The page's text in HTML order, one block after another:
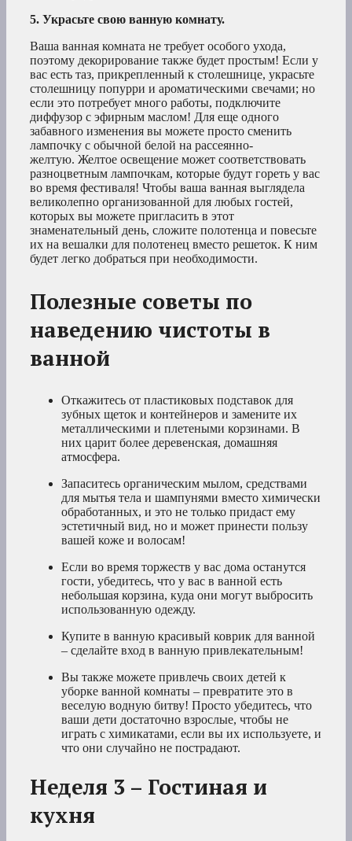
5. Украсьте свою ванную комнату.
Ваша ванная комната не требует особого ухода,
поэтому декорирование также будет простым! Если у
вас есть таз, прикрепленный к столешнице, украсьте
столешницу попурри и ароматическими свечами; но
если это потребует много работы, подключите
диффузор с эфирным маслом! Для еще одного
забавного изменения вы можете просто сменить
лампочку с обычной белой на рассеянно-
желтую. Желтое освещение может соответствовать
разноцветным лампочкам, которые будут гореть у вас
во время фестиваля! Чтобы ваша ванная выглядела
великолепно организованной для любых гостей,
которых вы можете пригласить в этот
знаменательный день, сложите полотенца и повесьте
их на вешалки для полотенец вместо решеток. К ним
будет легко добраться при необходимости.
Полезные советы по
наведению чистоты в
ванной
Откажитесь от пластиковых подставок для
зубных щеток и контейнеров и замените их
металлическими и плетеными корзинами. В
них царит более деревенская, домашняя
атмосфера.
Запаситесь органическим мылом, средствами
для мытья тела и шампунями вместо химически
обработанных, и это не только придаст ему
эстетичный вид, но и может принести пользу
вашей коже и волосам!
Если во время торжеств у вас дома останутся
гости, убедитесь, что у вас в ванной есть
небольшая корзина, куда они могут выбросить
использованную одежду.
Купите в ванную красивый коврик для ванной
– сделайте вход в ванную привлекательным!
Вы также можете привлечь своих детей к
уборке ванной комнаты – превратите это в
веселую водную битву! Просто убедитесь, что
ваши дети достаточно взрослые, чтобы не
играть с химикатами, если вы их используете, и
что они случайно не пострадают.
Неделя 3 – Гостиная и
кухня